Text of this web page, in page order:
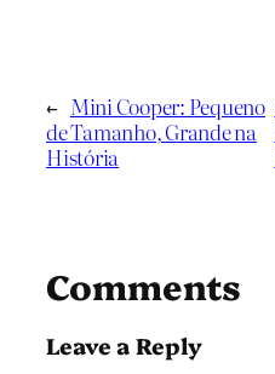
← Mini Cooper: Pequeno
de Tamanho, Grande na
História
Comments
Leave a Reply